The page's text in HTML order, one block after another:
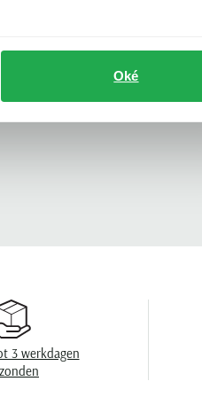
Oké
3 werkdagen